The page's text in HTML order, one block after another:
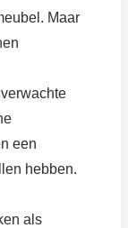
Maar
een
hebben.
als